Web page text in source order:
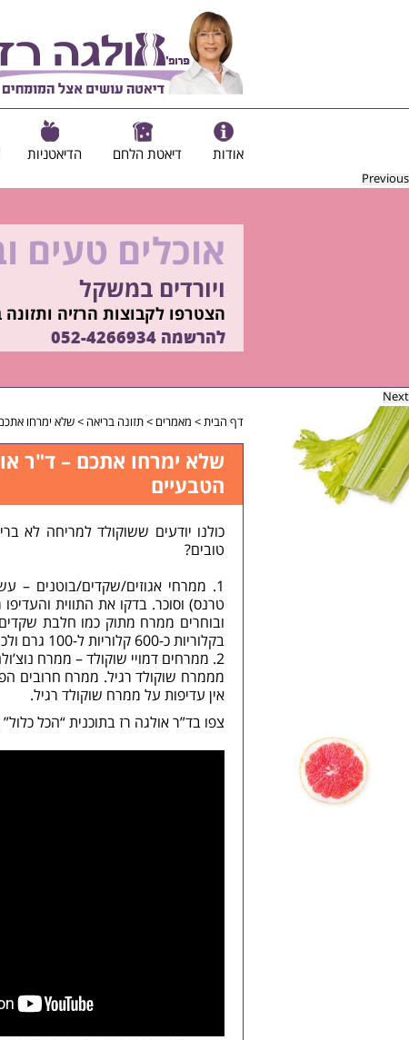
אודות דיאטת הלחם הדיאטניות
Previous
להיות מוכנות
בשיטת ד"ר אולגה רז
רוצים ללמוד איך?
התקשרו 052-4266934
אוכלים טעים
ויורדים במשקל
הצטרפו לקבוצות הרזיה
להרשמה 052-4266934
Next
דף הבית> מאמרים >תזונה בריאה >שלא ימרחו
שלא ימרחו אתכם – ד"ר
הטבעיים
כולנו יודעים ששוקולד למריחה לא
טובים?
ממרחי אגוזים/שקדים/בוטנים –
טרנס) וסוכר. בדקו את התווית
ובוחרים ממרח מתוק כמו חלבת
בקלוריות כ-600 קלוריות ל-100 גרם ולכן כדאי למרוח כמות קטנה בלבד.
ממרחים דמויי שוקולד – ממרח
מממרח שוקולד רגיל. ממרח חרובים
אין עדיפות על ממרח שוקולד רגיל.
צפו בד”ר אולגה רז בתוכנית “הכל כלול” בערוץ 10 עונה על השאלה – איך